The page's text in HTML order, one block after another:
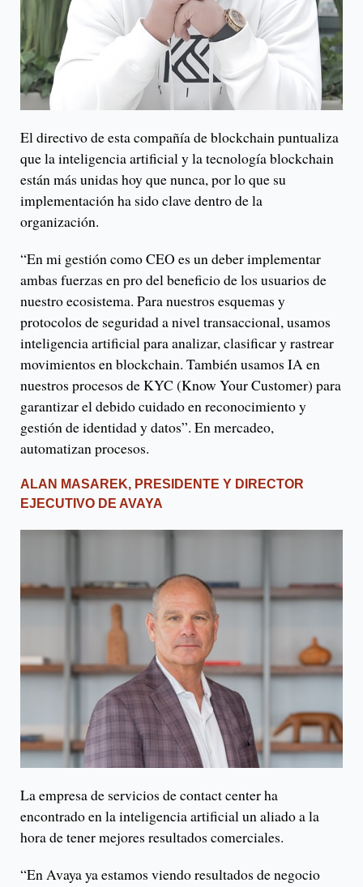
El directivo de esta compañía de blockchain puntualiza
que la inteligencia artificial y la tecnología blockchain
están más unidas hoy que nunca, por lo que su
implementación ha sido clave dentro de la
organización.
“En mi gestión como CEO es un deber implementar
ambas fuerzas en pro del beneficio de los usuarios de
nuestro ecosistema. Para nuestros esquemas y
protocolos de seguridad a nivel transaccional, usamos
inteligencia artificial para analizar, clasificar y rastrear
movimientos en blockchain. También usamos IA en
nuestros procesos de KYC (Know Your Customer) para
garantizar el debido cuidado en reconocimiento y
gestión de identidad y datos”. En mercadeo,
automatizan procesos.
ALAN MASAREK, PRESIDENTE Y DIRECTOR
EJECUTIVO DE AVAYA
La empresa de servicios de contact center ha
encontrado en la inteligencia artificial un aliado a la
hora de tener mejores resultados comerciales.
“En Avaya ya estamos viendo resultados de negocio